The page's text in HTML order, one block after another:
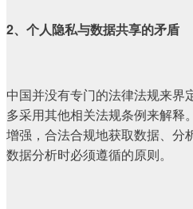
2、个人隐私与数据共享的矛盾
中国并没有专门的法律法规来界
多采用其他相关法规条例来解释
增强，合法合规地获取数据、分
数据分析时必须遵循的原则。